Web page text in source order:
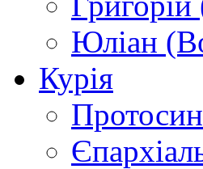
Юліан
Курія